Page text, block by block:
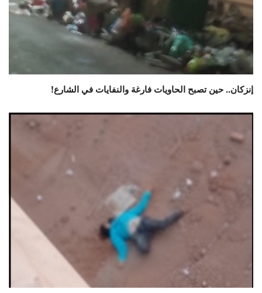
إنزكان.. حين تصبح الحاويات فارغة والنفايات في الشارع!